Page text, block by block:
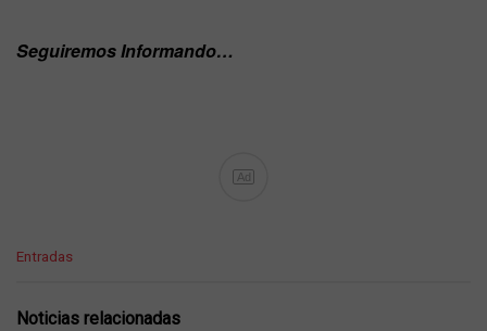
Seguiremos Informando…
Ad
C
e
Entradas
Noticias relacionadas